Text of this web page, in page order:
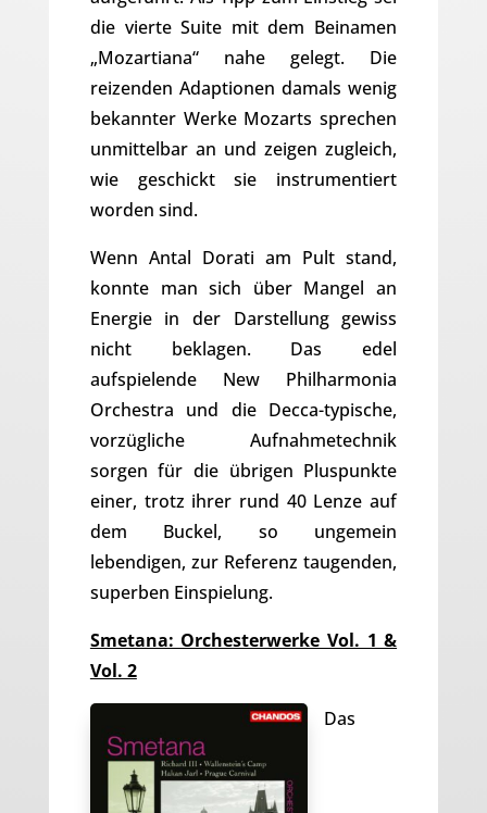
die vierte Suite mit dem Beinamen
„Mozartiana“ nahe gelegt. Die
reizenden Adaptionen damals wenig
bekannter Werke Mozarts sprechen
unmittelbar an und zeigen zugleich,
wie geschickt sie instrumentiert
worden sind.
Wenn Antal Dorati am Pult stand,
konnte man sich über Mangel an
Energie in der Darstellung gewiss
nicht beklagen. Das edel
aufspielende New Philharmonia
Orchestra und die Decca-typische,
vorzügliche Aufnahmetechnik
sorgen für die übrigen Pluspunkte
einer, trotz ihrer rund 40 Lenze auf
dem Buckel, so ungemein
lebendigen, zur Referenz taugenden,
superben Einspielung.
Smetana: Orchesterwerke Vol. 1 &
Vol. 2
Das